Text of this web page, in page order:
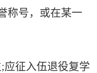
称号，或在某一
;应征入伍退役复学